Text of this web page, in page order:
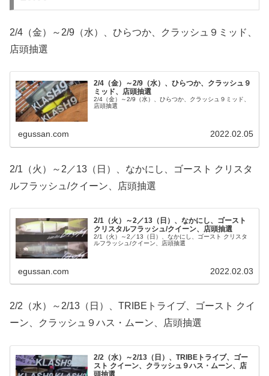
2/4（金）～2/9（水）、ひらつか、クラッシュ９ミッド、
店頭抽選
2/4（金）～2/9（水）、ひらつか、クラッシュ９
ミッド、店頭抽選
2/4（金）～2/9（水）、ひらつか、クラッシュ９ミッド、
店頭抽選
egussan.com 2022.02.05
2/1（火）～2／13（日）、なかにし、ゴースト クリスタ
ルフラッシュ/クイーン、店頭抽選
2/1（火）～2／13（日）、なかにし、ゴースト
クリスタルフラッシュ/クイーン、店頭抽選
2/1（火）～2／13（日）、なかにし、ゴースト クリスタ
ルフラッシュ/クイーン、店頭抽選
egussan.com 2022.02.03
2/2（水）～2/13（日）、TRIBEトライブ、ゴースト クイ
ーン、クラッシュ９ハス・ムーン、店頭抽選
2/2（水）～2/13（日）、TRIBEトライブ、ゴー
スト クイーン、クラッシュ９ハス・ムーン、店